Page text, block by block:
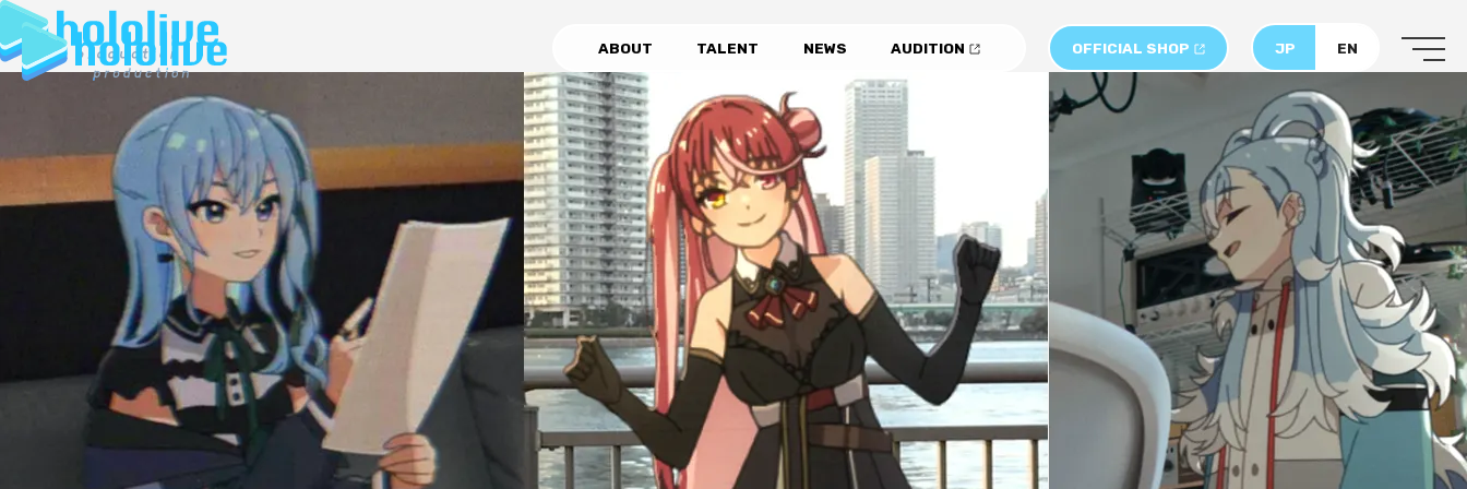
ABOUT TALENT NEWS AUDITION OFFICIAL SHOP EN
JP
EN
JP
ABOUT
TALENT
NEWS